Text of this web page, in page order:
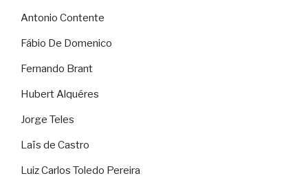
Antonio Contente
Fábio De Domenico
Fernando Brant
Hubert Alquéres
Jorge Teles
Laïs de Castro
Luiz Carlos Toledo Pereira